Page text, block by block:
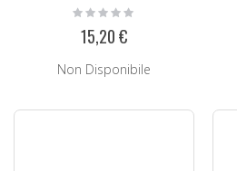
Rating:
0%
15,20 €
Non Disponibile